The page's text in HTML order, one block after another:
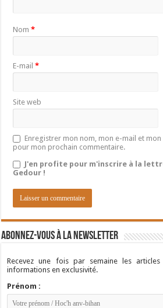
Nom*
E-mail*
Site web
Enregistrer mon nom, mon e-mail et
pour mon prochain commentaire.
J'en profite pour m'inscrire à la
Gedour !
Abonnez-vous à la newsletter
Recevez une fois par semaine les
informations en exclusivité.
Prénom :